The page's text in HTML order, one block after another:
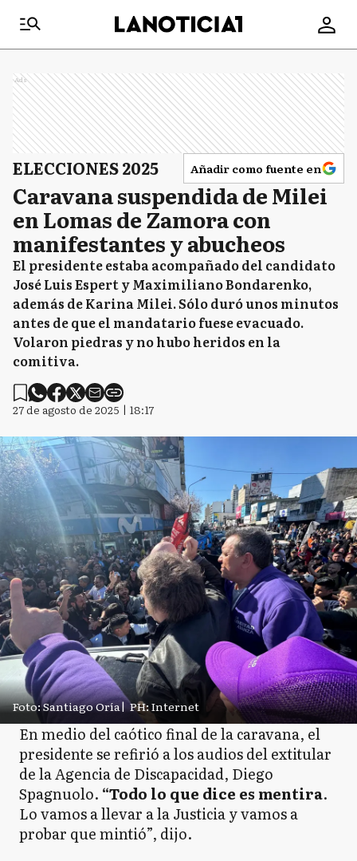
Ads
ELECCIONES 2025 Añadir como fuente en
Caravana suspendida de Milei
en Lomas de Zamora con
manifestantes y abucheos
El presidente estaba acompañado del candidato
José Luis Espert y Maximiliano Bondarenko,
además de Karina Milei. Sólo duró unos minutos
antes de que el mandatario fuese evacuado.
Volaron piedras y no hubo heridos en la
comitiva.
27 de agosto de 2025 | 18:17
Foto: Santiago Oría| PH: Internet
En medio del caótico final de la caravana, el
presidente se refirió a los audios del extitular
de la Agencia de Discapacidad, Diego
Spagnuolo. “Todo lo que dice es mentira.
Lo vamos a llevar a la Justicia y vamos a
probar que mintió”, dijo.